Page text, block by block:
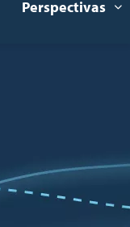
Perspectivas